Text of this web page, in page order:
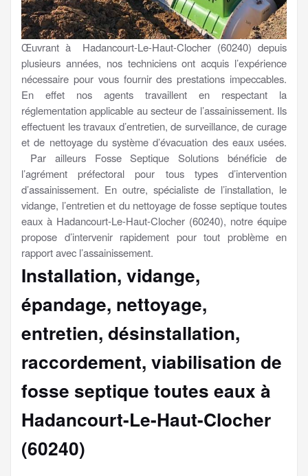
Œuvrant à Hadancourt-Le-Haut-Clocher (60240) depuis
plusieurs années, nos techniciens ont acquis l’expérience
nécessaire pour vous fournir des prestations impeccables.
En effet nos agents travaillent en respectant la
réglementation applicable au secteur de l’assainissement. Ils
effectuent les travaux d’entretien, de surveillance, de curage
et de nettoyage du système d’évacuation des eaux usées.
Par ailleurs Fosse Septique Solutions bénéficie de
l’agrément préfectoral pour tous types d’intervention
d’assainissement. En outre, spécialiste de l’installation, le
vidange, l’entretien et du nettoyage de fosse septique toutes
eaux à Hadancourt-Le-Haut-Clocher (60240), notre équipe
propose d’intervenir rapidement pour tout problème en
rapport avec l’assainissement.
Installation, vidange,
épandage, nettoyage,
entretien, désinstallation,
raccordement, viabilisation de
fosse septique toutes eaux à
Hadancourt-Le-Haut-Clocher
(60240)